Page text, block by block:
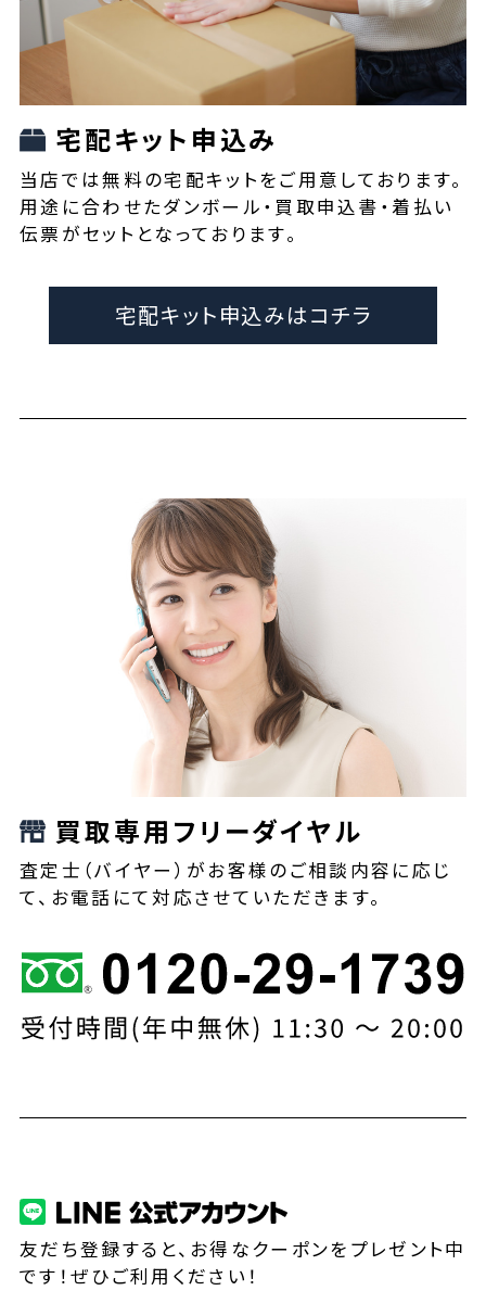
宅配キット申込み
当店では無料の宅配キットをご用意しております。
用途に合わせたダンボール・買取申込書・着払い
伝票がセットとなっております。
宅配キット申込みはコチラ
買取専用フリーダイヤル
査定士（バイヤー）がお客様のご相談内容に応じ
て、お電話にて対応させていただきます。
友だち登録すると、お得なクーポンをプレゼント中
です！ぜひご利用ください！